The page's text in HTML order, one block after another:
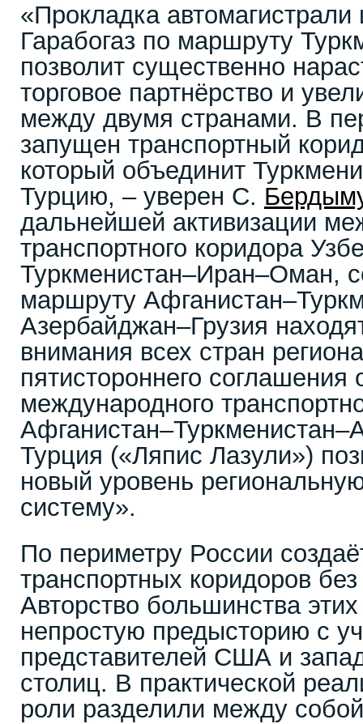
«Прокладка автомагистрали
Гарабогаз по маршруту
позволит существенно
торговое партнёрство и
между двумя странами. В
запущен транспортный
который объединит
Турцию, – уверен С.
дальнейшей активизации
транспортного коридора
Туркменистан–Иран–Оман,
маршруту
Азербайджан–Грузия
внимания всех стран
пятистороннего соглашения
международного
Турция («Ляпис Лазули»)
новый уровень
систему».
По периметру России
транспортных коридоров
Авторство большинства
непростую предысторию с
представителей США и
столиц. В практической
роли разделили между